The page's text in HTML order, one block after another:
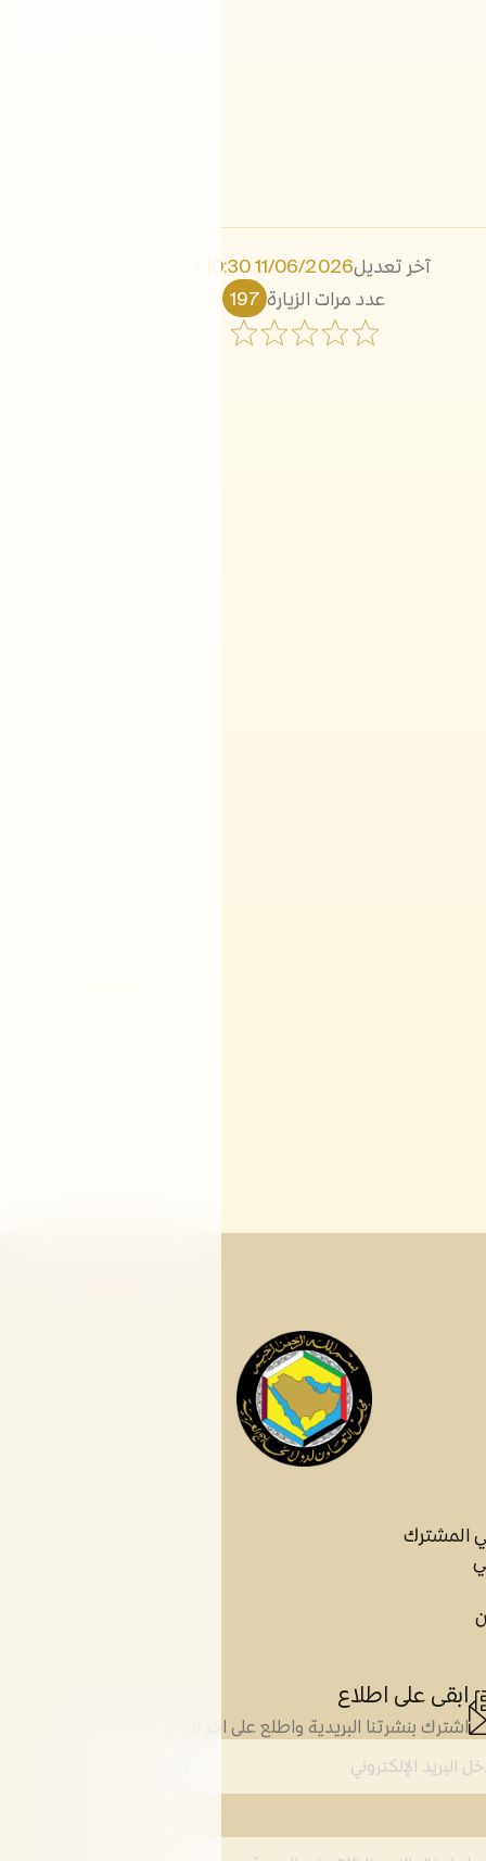
آخر تعديل11/06/2026 10:30 ص
عدد مرات الزيارة 197
المشترك
ابقى على اطلاع
اشترك بنشرتنا البريدية واطلع على اخر التطورات